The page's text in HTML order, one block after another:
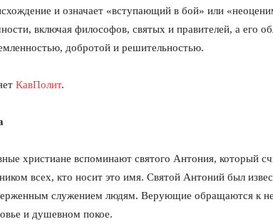
и означает «вступающий в бой» или
включая философов, святых и правителей, а его
добротой и решительностью.
КавПолит.
христиане вспоминают святого Антония, который
всех, кто носит это имя. Святой Антоний был
служением людям. Верующие обращаются к
и душевном покое.